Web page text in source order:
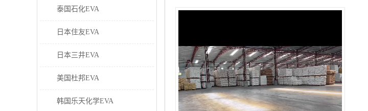
泰国石化EVA
日本住友EVA
日本三井EVA
美国杜邦EVA
韩国乐天化学EVA